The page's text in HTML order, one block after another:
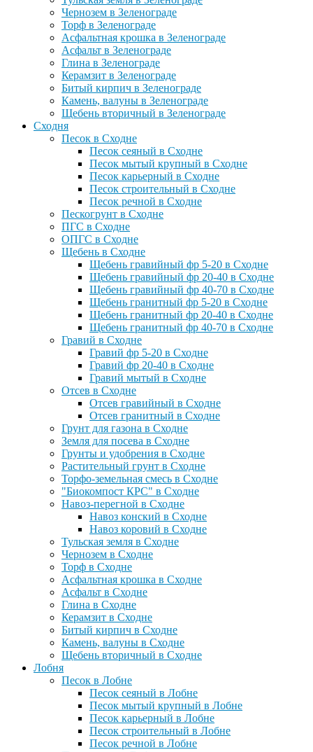
Чернозем в Зеленограде
Торф в Зеленограде
Асфальтная крошка в Зеленограде
Асфальт в Зеленограде
Глина в Зеленограде
Керамзит в Зеленограде
Битый кирпич в Зеленограде
Камень, валуны в Зеленограде
Щебень вторичный в Зеленограде
Сходня
Песок в Сходне
Песок сеяный в Сходне
Песок мытый крупный в Сходне
Песок карьерный в Сходне
Песок строительный в Сходне
Песок речной в Сходне
Пескогрунт в Сходне
ПГС в Сходне
ОПГС в Сходне
Щебень в Сходне
Щебень гравийный фр 5-20 в Сходне
Щебень гравийный фр 20-40 в Сходне
Щебень гравийный фр 40-70 в Сходне
Щебень гранитный фр 5-20 в Сходне
Щебень гранитный фр 20-40 в Сходне
Щебень гранитный фр 40-70 в Сходне
Гравий в Сходне
Гравий фр 5-20 в Сходне
Гравий фр 20-40 в Сходне
Гравий мытый в Сходне
Отсев в Сходне
Отсев гравийный в Сходне
Отсев гранитный в Сходне
Грунт для газона в Сходне
Земля для посева в Сходне
Грунты и удобрения в Сходне
Растительный грунт в Сходне
Торфо-земельная смесь в Сходне
"Биокомпост КРС" в Сходне
Навоз-перегной в Сходне
Навоз конский в Сходне
Навоз коровий в Сходне
Тульская земля в Сходне
Чернозем в Сходне
Торф в Сходне
Асфальтная крошка в Сходне
Асфальт в Сходне
Глина в Сходне
Керамзит в Сходне
Битый кирпич в Сходне
Камень, валуны в Сходне
Щебень вторичный в Сходне
Лобня
Песок в Лобне
Песок сеяный в Лобне
Песок мытый крупный в Лобне
Песок карьерный в Лобне
Песок строительный в Лобне
Песок речной в Лобне